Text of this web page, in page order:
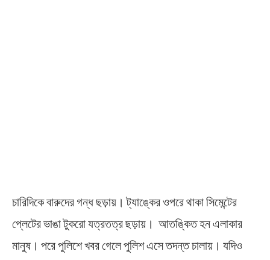
চারিদিকে বারুদের গন্ধ ছড়ায়। ট্যাঙ্কের ওপরে থাকা সিমেন্টের
প্লেটের ভাঙা টুকরো যত্রতত্র ছড়ায়। আতঙ্কিত হন এলাকার
মানুষ। পরে পুলিশে খবর গেলে পুলিশ এসে তদন্ত চালায়। যদিও